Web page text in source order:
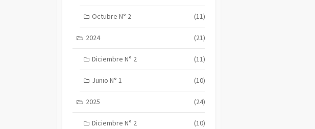
Octubre N° 2 (11)
2024 (21)
Diciembre N° 2 (11)
Junio N° 1 (10)
2025 (24)
Diciembre N° 2 (10)